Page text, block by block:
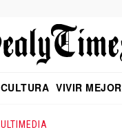
CULTURA VIVIR MEJOR